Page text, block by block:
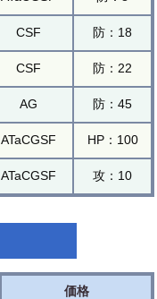
CSF 防：18
CSF 防：22
AG 防：45
ATaCGSF HP：100
ATaCGSF 攻：10
価格